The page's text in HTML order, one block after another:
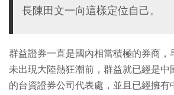
長陳田文一向這樣定位自己。
群益證券一直是國內相當積極的券商，
未出現大陸熱狂潮前，群益就已經是中
的台資證券公司代表處，並且已經擁有